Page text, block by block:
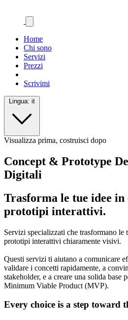
Home
Chi sono
Servizi
Prezzi
Scrivimi
Lingua: it
Visualizza prima, costruisci dopo
Concept & Prototype
Digitali
Trasforma le tue idee in
prototipi interattivi.
Servizi specializzati che trasformano le
prototipi interattivi chiaramente visivi.
Questi servizi ti aiutano a comunicare
validare i concetti rapidamente, a
stakeholder, e a creare una solida base
Minimum Viable Product (MVP).
Every choice is a step toward